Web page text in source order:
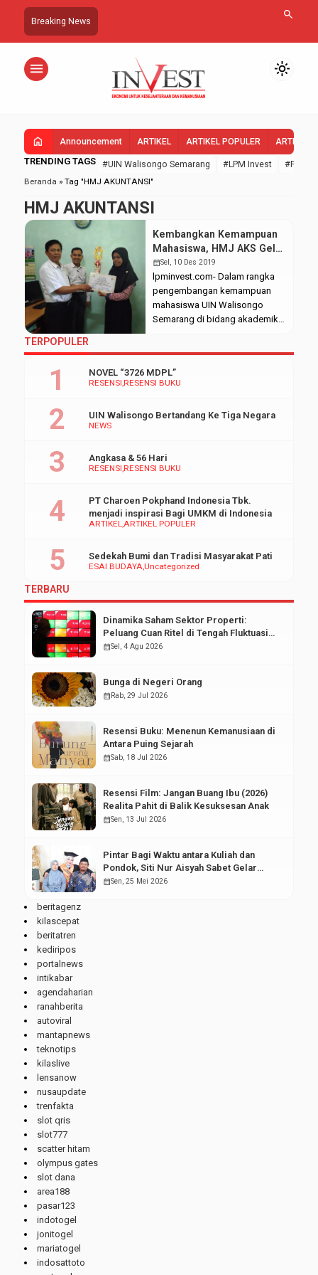
Breaking News search
menu light_mode
home Announcement ARTIKEL ARTIKEL POPULER ARTIKEL
TRENDING TAGS #UIN Walisongo Semarang #LPM Invest
#FEBI
Beranda » Tag "HMJ AKUNTANSI"
HMJ AKUNTANSI
Kembangkan Kemampuan
Mahasiswa, HMJ AKS Gelar
Dua Lomba Sekaligus
calendar_monthSel, 10 Des 2019
lpminvest.com- Dalam rangka
pengembangan kemampuan
mahasiswa UIN Walisongo
Semarang di bidang akademik
menyelenggarakan Kompetisi
Walisongo Semarang.
Akuntansi Syariah UIN
yaitu lomba futsal dan lomba
essay dengan tema […]
TERPOPULER
RESENSI RESENSI BUKU
NOVEL “3726 MDPL”
NEWS
UIN Walisongo Bertandang Ke Tiga Negara
RESENSI RESENSI BUKU
Angkasa & 56 Hari
ARTIKELARTIKEL POPULER
PT Charoen Pokphand Indonesia Tbk.
menjadi inspirasi Bagi UMKM di Indonesia
ESAI BUDAYAUncategorized
Sedekah Bumi dan Tradisi Masyarakat Pati
TERBARU
Dinamika Saham Sektor Properti:
Peluang Cuan Ritel di Tengah Fluktuasi
Pasar Modal
calendar_monthSel, 4 Agu 2026
Bunga di Negeri Orang
calendar_monthRab, 29 Jul 2026
Resensi Buku: Menenun Kemanusiaan di
Antara Puing Sejarah
calendar_monthSab, 18 Jul 2026
Resensi Film: Jangan Buang Ibu (2026)
Realita Pahit di Balik Kesuksesan Anak
calendar_monthSen, 13 Jul 2026
Pintar Bagi Waktu antara Kuliah dan
Pondok, Siti Nur Aisyah Sabet Gelar
Wisudawan Terbaik
calendar_monthSen, 25 Mei 2026
beritagenz
kilascepat
beritatren
kediripos
portalnews
intikabar
agendaharian
ranahberita
autoviral
mantapnews
teknotips
kilaslive
lensanow
nusaupdate
trenfakta
slot qris
slot777
scatter hitam
olympus gates
slot dana
area188
pasar123
indotogel
jonitogel
mariatogel
indosattoto